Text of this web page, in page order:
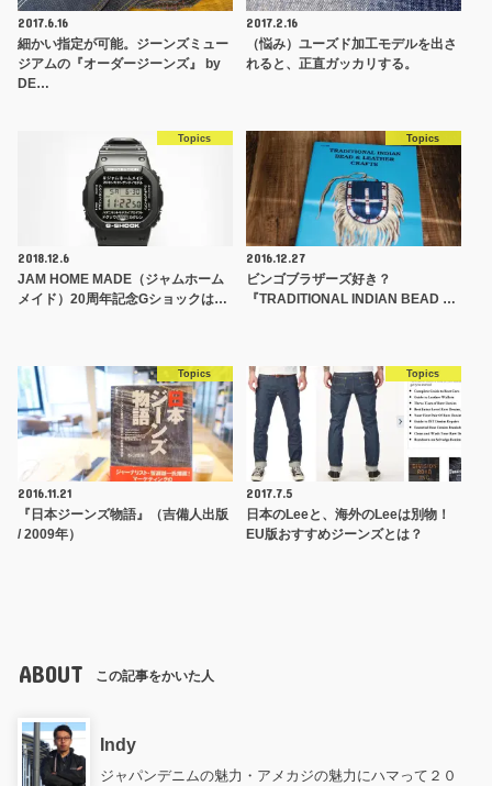
2017.6.16
細かい指定が可能。ジーンズミュー
ジアムの『オーダージーンズ』 by
DE…
2017.2.16
（悩み）ユーズド加工モデルを出さ
れると、正直ガッカリする。
Topics
2018.12.6
JAM HOME MADE（ジャムホーム
メイド）20周年記念Gショックは…
Topics
2016.12.27
ビンゴブラザーズ好き？
『TRADITIONAL INDIAN BEAD …
Topics
2016.11.21
『日本ジーンズ物語』（吉備人出版
/ 2009年）
Topics
2017.7.5
日本のLeeと、海外のLeeは別物！
EU版おすすめジーンズとは？
ABOUT この記事をかいた人
Indy
ジャパンデニムの魅力・アメカジの魅力にハマって２０